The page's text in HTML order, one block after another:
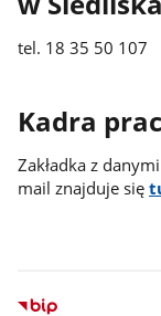
tel. 18 35 50 107
Kadra
Zakładka z
mail znajduje się